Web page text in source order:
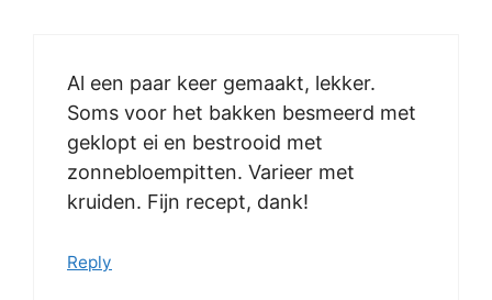
Al een paar keer gemaakt, lekker.
Soms voor het bakken besmeerd met
geklopt ei en bestrooid met
zonnebloempitten. Varieer met
kruiden. Fijn recept, dank!
Reply